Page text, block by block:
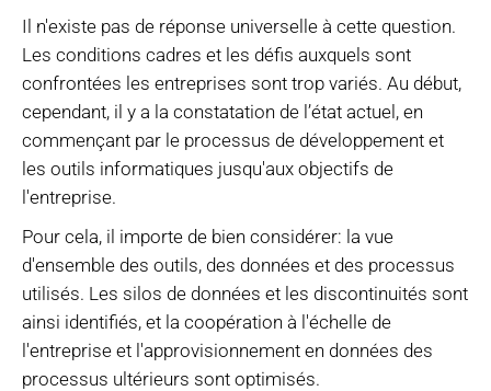
Il n'existe pas de réponse universelle à cette question.
Les conditions cadres et les défis auxquels sont
confrontées les entreprises sont trop variés. Au début,
cependant, il y a la constatation de l’état actuel, en
commençant par le processus de développement et
les outils informatiques jusqu'aux objectifs de
l'entreprise.
Pour cela, il importe de bien considérer: la vue
d'ensemble des outils, des données et des processus
utilisés. Les silos de données et les discontinuités sont
ainsi identifiés, et la coopération à l'échelle de
l'entreprise et l'approvisionnement en données des
processus ultérieurs sont optimisés.